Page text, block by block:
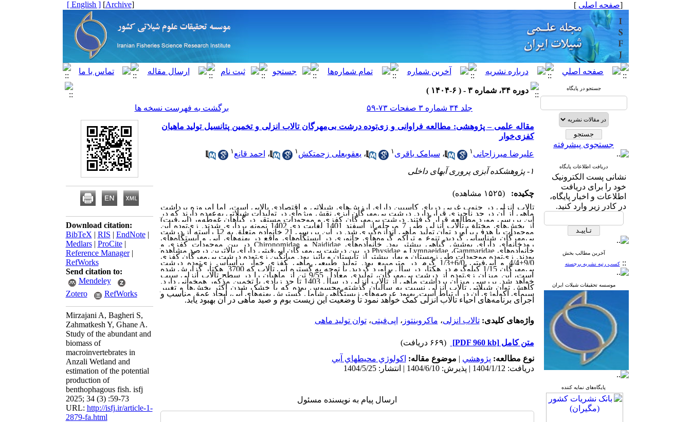
[صفحه اصلی ]
[
Archive
]
[ English ]
جستجو در پایگاه
جستجوی پیشرفته
دریافت اطلاعات پایگاه
نشانی پست الکترونیک
خود را برای دریافت
اطلاعات و اخبار پایگاه،
در کادر زیر وارد کنید.
آخرین مطالب بخش
::کسب رتبه نشریه برجسته
موسسه تحقیقات شیلات ایران
پایگاه‌های نمایه کننده
دوره ۳۴، شماره ۳ - ( ۶-۱۴۰۴ )
جلد ۳۴ شماره ۳ صفحات ۷۳-۵۹
برگشت به فهرست نسخه ها
مقاله علمی – پژوهشی:‌ مطالعه فراوانی و زی‌‌توده درشت بی‌مهر‌‌گان تالاب انزلی و تخمین پتانسیل تولید ماهیان
کفزی‌خوار
علیرضا میرزاجانی ۱ ، سیامک باقری ۱ ، یعقوبعلی زحمتکش ۱ ، احمد قانع ۱
۱- پژوهشکده آبزی پروری آبهای داخلی
چکیده:
(۱۵۲۵ مشاهده)
تالاب انزلی در جنوب غربی دریای کاسپین دارای ارزشهای شیلاتی و اقتصادی بالایی است، اما امروزه برداشت
ماهی از آن در حد ناچیزی قرار دارد. درشت بیمهر گان آبزی نقش ویژه ای در تولیدات شیلاتی به‌عهده دارند که در
این بررسی مورد مطالعه قرار گرفتند. درشت بیمهرگان کفزی و موجودات مستقر در گیاهان غوطهور (اپیفیت)
از بخش های مختلف تالاب انزلی طی 7 مرحله از اسفند 1401 لغایت دی 1402 نمونه برداری شدند. زی‌‌توده این
موجودات با هدف برآورد توان تولید ماهی اندازه گیری شد. در این بررسی 21 خانواده متعلق به 12 راسته از درشت
بیمهرگان شناسایی گردید. تنوع و تراکم گروه‌های جانوری در ایستگاه‌های واقع در پهنههای آبی و ایستگاههای
رودخانه ای دارای پوشش گیاهی بیشتر بود. خانوادههای Naididaeو Chironomidaeدر بین موجودات کفزی و
خانوادههای Gammaridae، Lymnaeidaeو Physidaeدر بین درشت بیمهرگان اپیفیتی دارای بالاترین درصد مشاهده
بودند. زی‌‌توده موجودات طی زمستان و بهار بیشتر از تابستان و پائیز بود. میانگین زی‌‌توده درشت بیمهرگان کفزی
9/0
±4/4 و اپی فیتی 6/0 ± 1/3 گرم در مترمربع بود. تولید طبیعی ماهی کفزی خوار براساس زی‌‌توده درشت
بی مهرگان 1/15 کیلوگرم در هکتار در سال برآورد گردید. با توجه به گستره آبی تالاب که 3700 هکتار گزارش شده
است، این میزان زی‌‌توده از درشت بیمهر گان، تولیدی معادل 9/55 تن از ماهیان را در سطح تالاب انزلی سبب
خواهد شد. بررسی میزان برداشت ماهی از تالاب انزلی در سال 1403 تا حد زیادی با تخمین مذکور همخوانی دارد.
کاهش توان شیلاتی تالاب انزلی نسبت به سالیان گذشته محسوس بوده که با خشک شدن اکثر بخشها و تغییر
سیمای اکولوژی آن در ارتباط است. بهبود عرصههای زیستگاهی شامل گسترش پهنه‌های آبی، ایجاد عمق مناسب و
اجرای برنامه‌های احیاء تالاب انزلی کمک خواهد نمود تا وضعیت این زیست بوم و صید ماهی در آن بهبود یابد.
واژه‌های کلیدی:تالاب انزلی، ماکروبنتوز ، اپی‌‌فیتی،توان تولید ماهی
متن کامل[PDF 960 kb]
(۶۶۹ دریافت)
نوع مطالعه: پژوهشي | موضوع مقاله: اكولوژي محيطهاي آبي
دریافت: 1404/1/12 | پذیرش: 1404/6/10 | انتشار: 1404/5/25
ارسال پیام به نویسنده مسئول
Download citation:
BibTeX | RIS | EndNote|
Medlars| ProCite|
Reference Manager|
RefWorks
Send citation to:
Mendeley
Zotero
RefWorks
Mirzajani A, Bagheri S,
Zahmatkesh Y, Ghane A.
Study of the abundant and
biomass of
macroinvertebrates in
Anzali Wetland and
estimation of the potential
production of
benthophagous fish. isfj
2025; 34 (3) :59-73
URL: http://isfj.ir/article-1-
2879-fa.html